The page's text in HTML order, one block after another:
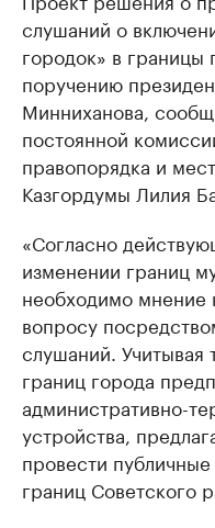
слушаний о
городок» в границы
поручению
Минниханова,
постоянной
правопорядка и
Казгордумы Лилия
«Согласно
изменении границ
необходимо мнение
вопросу
слушаний. Учитывая
границ города
административно-
устройства,
провести
границ Советского